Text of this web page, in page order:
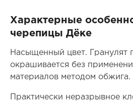
Характерные
черепицы Дёке
Насыщенный цвет. Гранулят
окрашивается без
материалов методом обжига.
Практически неразрывное